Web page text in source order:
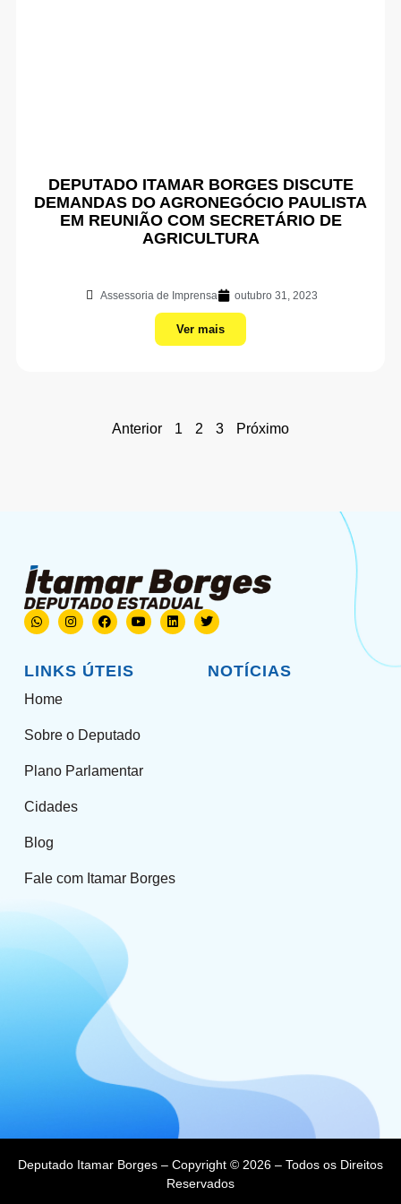
DEPUTADO ITAMAR BORGES DISCUTE
DEMANDAS DO AGRONEGÓCIO PAULISTA
EM REUNIÃO COM SECRETÁRIO DE
AGRICULTURA
Assessoria de Imprensa outubro 31, 2023
Ver mais
Anterior 1 2 3 Próximo
LINKS ÚTEIS
Home
Sobre o Deputado
Plano Parlamentar
Cidades
Blog
Fale com Itamar Borges
NOTÍCIAS
Deputado Itamar Borges – Copyright © 2026 – Todos os Direitos
Reservados